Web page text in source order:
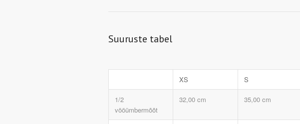
Suuruste tabel
XS S
1/2
vööümbermõõt
32,00 cm 35,00 cm